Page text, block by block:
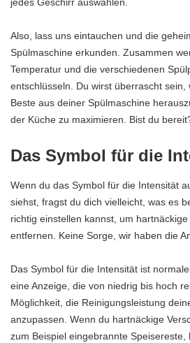
Also, lass uns eintauchen und die
Spülmaschine erkunden. Zusammen
Temperatur und die verschiedenen
entschlüsseln. Du wirst überrascht sein,
Beste aus deiner Spülmaschine
der Küche zu maximieren. Bist du
Das Symbol für die
Wenn du das Symbol für die Intensität
siehst, fragst du dich vielleicht, was es
richtig einstellen kannst, um
entfernen. Keine Sorge, wir haben die
Das Symbol für die Intensität ist
eine Anzeige, die von niedrig bis hoch
Möglichkeit, die Reinigungsleistung
anzupassen. Wenn du hartnäckige
zum Beispiel eingebrannte